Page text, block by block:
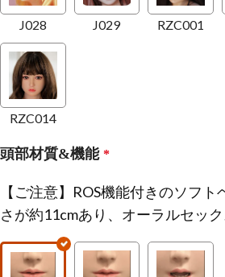
J028 J029 RZC001
RZC014
頭部材質&機能 *
【ご注意】ROS機能付きのソフ
さが約11cmあり、オーラルセック